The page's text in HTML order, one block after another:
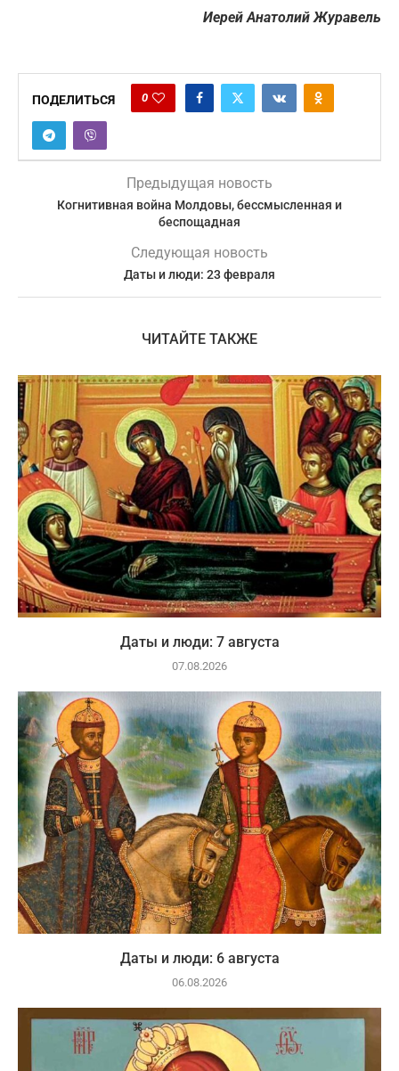
Иерей Анатолий Журавель
ПОДЕЛИТЬСЯ 0
Предыдущая новость
Когнитивная война Молдовы, бессмысленная и
беспощадная
Следующая новость
Даты и люди: 23 февраля
ЧИТАЙТЕ ТАКЖЕ
Даты и люди: 7 августа
07.08.2026
Даты и люди: 6 августа
06.08.2026